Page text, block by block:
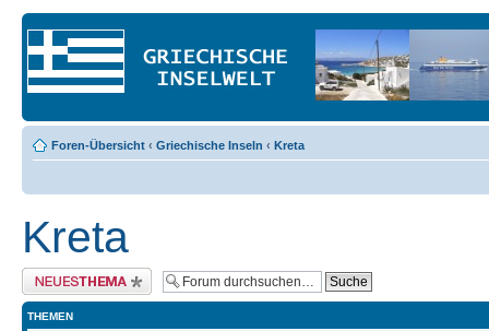
Foren-Übersicht ‹ Griechische Inseln ‹ Kreta
Kreta
Neues Thema erstellen
THEMEN